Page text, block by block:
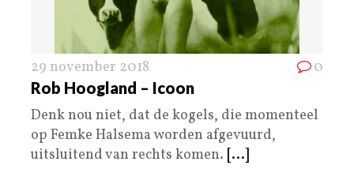
29 november 2018 0
Rob Hoogland – Icoon
Denk nou niet, dat de kogels, die momenteel
op Femke Halsema worden afgevuurd,
uitsluitend van rechts komen. [...]